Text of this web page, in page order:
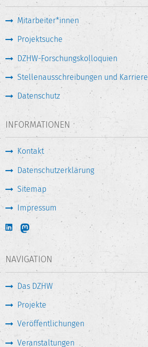
Mitarbeiter*innen
Projektsuche
DZHW-Forschungskolloquien
Stellenausschreibungen und Karriere
Datenschutz
INFORMATIONEN
Kontakt
Datenschutzerklärung
Sitemap
Impressum
NAVIGATION
Das DZHW
Projekte
Veröffentlichungen
Veranstaltungen